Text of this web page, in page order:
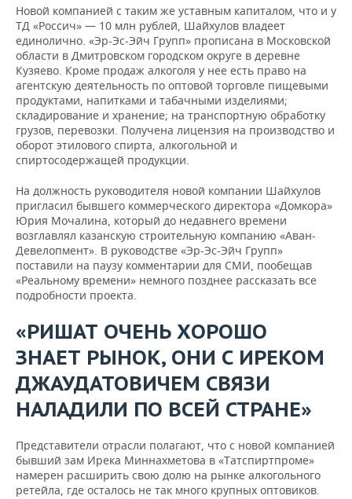
Новой компанией с таким же уставным капиталом, что и у
ТД «Россич» — 10 млн рублей, Шайхулов владеет
единолично. «Эр-Эс-Эйч Групп» прописана в Московской
области в Дмитровском городском округе в деревне
Кузяево. Кроме продаж алкоголя у нее есть право на
агентскую деятельность по оптовой торговле пищевыми
продуктами, напитками и табачными изделиями;
складирование и хранение; на транспортную обработку
грузов, перевозки. Получена лицензия на производство и
оборот этилового спирта, алкогольной и
спиртосодержащей продукции.
На должность руководителя новой компании Шайхулов
пригласил бывшего коммерческого директора «Домкора»
Юрия Мочалина, который до недавнего времени
возглавлял казанскую строительную компанию «Аван-
Девелопмент». В руководстве «Эр-Эс-Эйч Групп»
поставили на паузу комментарии для СМИ, пообещав
«Реальному времени» немного позднее рассказать все
подробности проекта.
«РИШАТ ОЧЕНЬ ХОРОШО
ЗНАЕТ РЫНОК, ОНИ С ИРЕКОМ
ДЖАУДАТОВИЧЕМ СВЯЗИ
НАЛАДИЛИ ПО ВСЕЙ СТРАНЕ»
Представители отрасли полагают, что с новой компанией
бывший зам Ирека Миннахметова в «Татспиртпроме»
намерен расширить свою долю на рынке алкогольного
ретейла, где осталось не так много крупных оптовиков.